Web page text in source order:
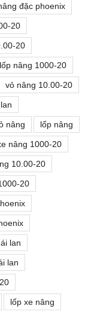
đặc phoenix
20
20
lốp nâng 1000-20
vỏ nâng 10.00-20
nâng lốp nâng
nâng 1000-20
10.00-20
20
lan
lan
lốp xe nâng